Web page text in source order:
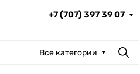
+7 (707) 397 39 07
Все категории